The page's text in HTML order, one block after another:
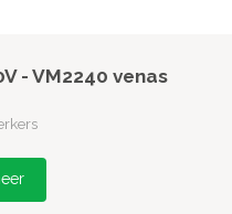
- VM2240 venas